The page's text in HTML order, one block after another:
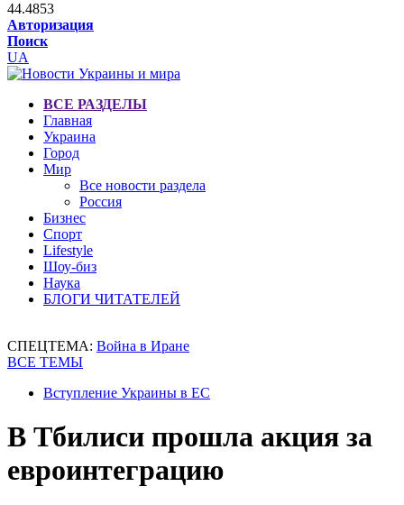
44.4853
Авторизация
Поиск
UA
ВСЕ РАЗДЕЛЫ
Главная
Украина
Город
Мир
Все новости раздела
Россия
Бизнес
Спорт
Lifestyle
Шоу-биз
Наука
БЛОГИ ЧИТАТЕЛЕЙ
СПЕЦТЕМА: Война в Иране
ВСЕ ТЕМЫ
Вступление Украины в ЕС
В Тбилиси прошла акция за
евроинтеграцию